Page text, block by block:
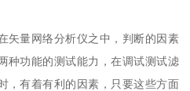
矢量网络分析仪之中，判断的因素
种功能的测试能力，在调试测试滤
，有着有利的因素，只要这些方面